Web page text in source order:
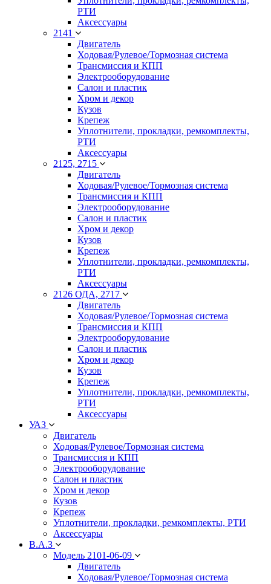
РТИ
Аксессуары
2141
Двигатель
Ходовая/Рулевое/Тормозная система
Трансмиссия и КПП
Электрооборудование
Салон и пластик
Хром и декор
Кузов
Крепеж
Уплотнители, прокладки, ремкомплекты,
РТИ
Аксессуары
2125, 2715
Двигатель
Ходовая/Рулевое/Тормозная система
Трансмиссия и КПП
Электрооборудование
Салон и пластик
Хром и декор
Кузов
Крепеж
Уплотнители, прокладки, ремкомплекты,
РТИ
Аксессуары
2126 ОДА, 2717
Двигатель
Ходовая/Рулевое/Тормозная система
Трансмиссия и КПП
Электрооборудование
Салон и пластик
Хром и декор
Кузов
Крепеж
Уплотнители, прокладки, ремкомплекты,
РТИ
Аксессуары
УАЗ
Двигатель
Ходовая/Рулевое/Тормозная система
Трансмиссия и КПП
Электрооборудование
Салон и пластик
Хром и декор
Кузов
Крепеж
Уплотнители, прокладки, ремкомплекты, РТИ
Аксессуары
В.А.З
Модель 2101-06-09
Двигатель
Ходовая/Рулевое/Тормозная система